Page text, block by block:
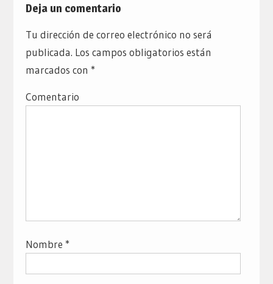
Deja un comentario
Tu dirección de correo electrónico no será
publicada. Los campos obligatorios están
marcados con *
Comentario
Nombre *